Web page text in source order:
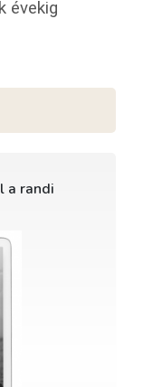
évekig
a randi